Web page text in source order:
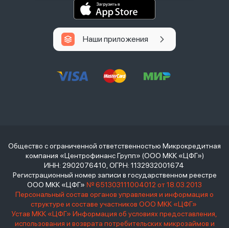
Наши приложения
Общество с ограниченной ответственностью Микрокредитная
компания «Центрофинанс Групп» (ООО МКК «ЦФГ»)
ИНН: 2902076410, ОГРН: 1132932001674
Регистрационный номер записи в государственном реестре
ООО МКК «ЦФГ» № 651303111004012 от 18.03.2013
Персональный состав органов управления и информация о
структуре и составе участников ООО МКК «ЦФГ»
Устав МКК «ЦФГ» Информация об условиях предоставления,
использования и возврата потребительских микрозаймов и